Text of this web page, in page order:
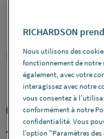
REF :
COMMANDE
ACTI9
RICHARDSON
Nous utilisons des
fonctionnement de
également, avec votre
interagissez avec notre
vous consentez à
conformément à notre
confidentialité. Vous
l’option "Paramètres des